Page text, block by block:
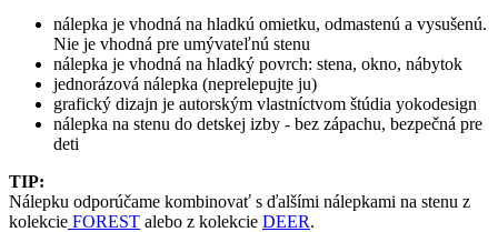
nálepka je vhodná na hladkú omietku, odmastenú a vysušenú.
Nie je vhodná pre umývateľnú stenu
nálepka je vhodná na hladký povrch: stena, okno, nábytok
jednorázová nálepka (neprelepujte ju)
grafický dizajn je autorským vlastníctvom štúdia yokodesign
nálepka na stenu do detskej izby - bez zápachu, bezpečná pre
deti
TIP:
Nálepku odporúčame kombinovať s ďalšími nálepkami na stenu z
kolekcie FOREST alebo z kolekcie DEER.